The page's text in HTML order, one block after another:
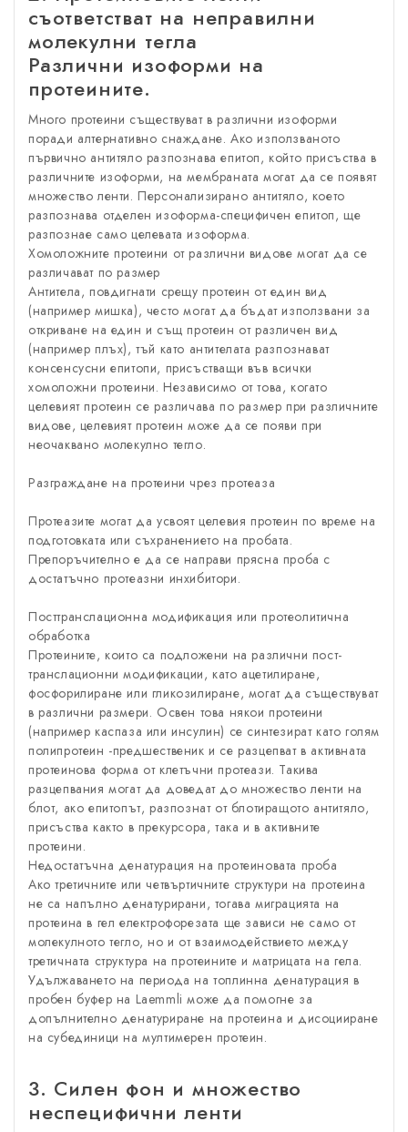
съответстват на неправилни
молекулни тегла
Различни изоформи на
протеините.
Много протеини съществуват в различни изоформи
поради алтернативно снаждане. Ако използваното
първично антитяло разпознава епитоп, който присъства в
различните изоформи, на мембраната могат да се появят
множество ленти. Персонализирано антитяло, което
разпознава отделен изоформа-специфичен епитоп, ще
разпознае само целевата изоформа.
Хомоложните протеини от различни видове могат да се
различават по размер
Антитела, повдигнати срещу протеин от един вид
(например мишка), често могат да бъдат използвани за
откриване на един и същ протеин от различен вид
(например плъх), тъй като антителата разпознават
консенсусни епитопи, присъстващи във всички
хомоложни протеини. Независимо от това, когато
целевият протеин се различава по размер при различните
видове, целевият протеин може да се появи при
неочаквано молекулно тегло.
Разграждане на протеини чрез протеаза
Протеазите могат да усвоят целевия протеин по време на
подготовката или съхранението на пробата.
Препоръчително е да се направи прясна проба с
достатъчно протеазни инхибитори.
Посттранслационна модификация или протеолитична
обработка
Протеините, които са подложени на различни пост-
транслационни модификации, като ацетилиране,
фосфорилиране или гликозилиране, могат да съществуват
в различни размери. Освен това някои протеини
(например каспаза или инсулин) се синтезират като голям
полипротеин -предшественик и се разцепват в активната
протеинова форма от клетъчни протеази. Такива
разцепвания могат да доведат до множество ленти на
блот, ако епитопът, разпознат от блотиращото антитяло,
присъства както в прекурсора, така и в активните
протеини.
Недостатъчна денатурация на протеиновата проба
Ако третичните или четвъртичните структури на протеина
не са напълно денатурирани, тогава миграцията на
протеина в гел електрофорезата ще зависи не само от
молекулното тегло, но и от взаимодействието между
третичната структура на протеините и матрицата на гела.
Удължаването на периода на топлинна денатурация в
пробен буфер на Laemmli може да помогне за
допълнително денатуриране на протеина и дисоцииране
на субединици на мултимерен протеин.
3. Силен фон и множество
неспецифични ленти